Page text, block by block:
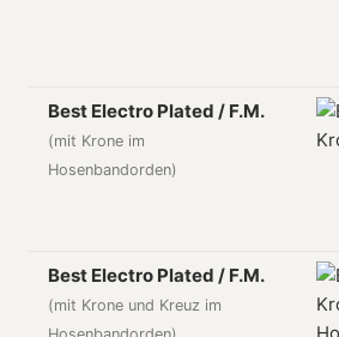
Best Electro Plated / F.M.
(mit Krone im
Hosenbandorden)
Best Electro Plated / F.M.
(mit Krone und Kreuz im